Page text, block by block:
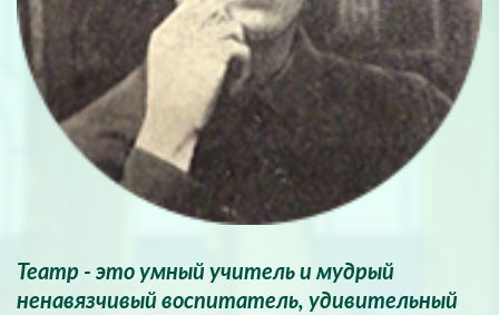
Театр - это умный учитель и мудрый
ненавязчивый воспитатель, удивительный